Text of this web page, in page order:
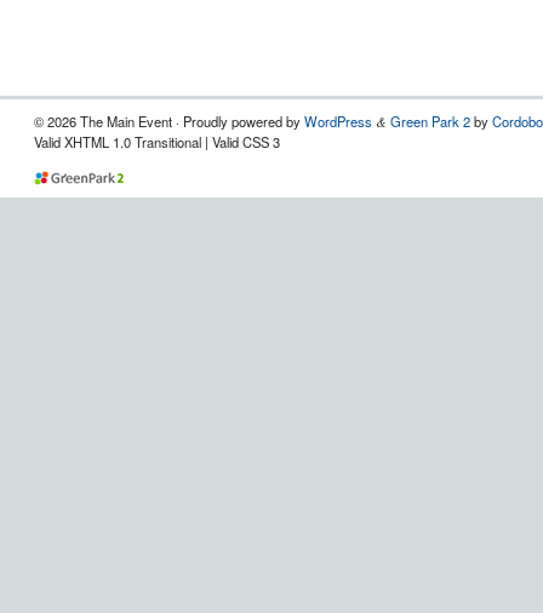
© 2026 The Main Event · Proudly powered byWordPress & Green Park 2byCordobo
Valid XHTML 1.0 Transitional | Valid CSS 3